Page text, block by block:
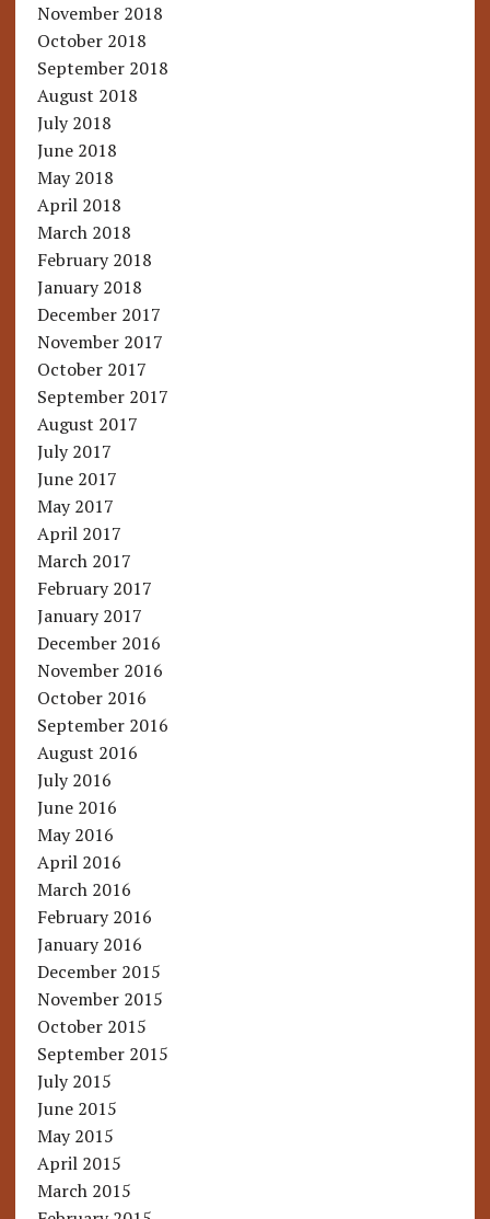
November 2018
October 2018
September 2018
August 2018
July 2018
June 2018
May 2018
April 2018
March 2018
February 2018
January 2018
December 2017
November 2017
October 2017
September 2017
August 2017
July 2017
June 2017
May 2017
April 2017
March 2017
February 2017
January 2017
December 2016
November 2016
October 2016
September 2016
August 2016
July 2016
June 2016
May 2016
April 2016
March 2016
February 2016
January 2016
December 2015
November 2015
October 2015
September 2015
July 2015
June 2015
May 2015
April 2015
March 2015